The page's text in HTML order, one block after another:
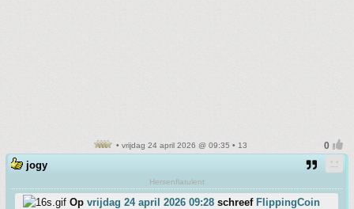
• vrijdag 24 april 2026 @ 09:35 • 13
jogy
Hersenflatulent
Op vrijdag 24 april 2026 09:28 schreef FlippingCoin